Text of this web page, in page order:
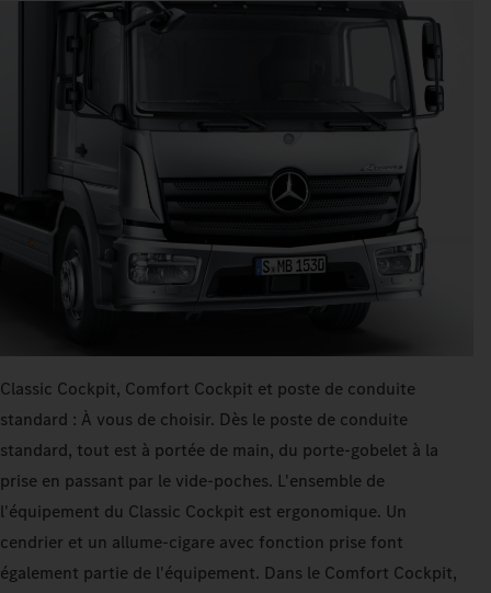
Classic Cockpit, Comfort Cockpit et poste de conduite
standard : À vous de choisir. Dès le poste de conduite
standard, tout est à portée de main, du porte-gobelet à la
prise en passant par le vide-poches. L'ensemble de
l'équipement du Classic Cockpit est ergonomique. Un
cendrier et un allume-cigare avec fonction prise font
également partie de l'équipement. Dans le Comfort Cockpit,